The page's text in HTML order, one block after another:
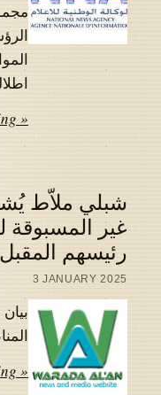
»
شبلي ملاّط
غير المسبوقة
رئيسهم المقبل
3 JANUARY 2025
»